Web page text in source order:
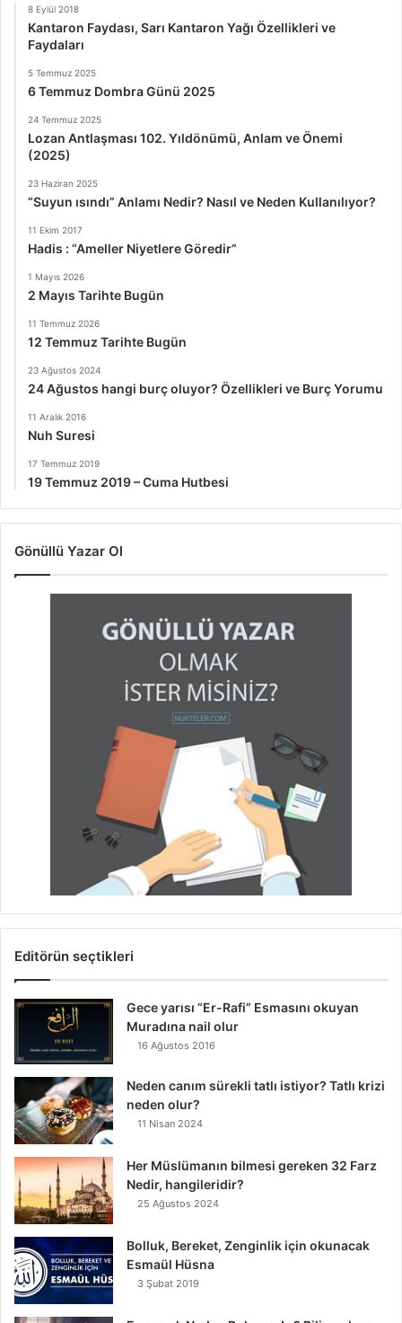
8 Eylül 2018
Kantaron Faydası, Sarı Kantaron Yağı Özellikleri ve
Faydaları
5 Temmuz 2025
6 Temmuz Dombra Günü 2025
24 Temmuz 2025
Lozan Antlaşması 102. Yıldönümü, Anlam ve Önemi
(2025)
23 Haziran 2025
“Suyun ısındı” Anlamı Nedir? Nasıl ve Neden Kullanılıyor?
11 Ekim 2017
Hadis : “Ameller Niyetlere Göredir”
1 Mayıs 2026
2 Mayıs Tarihte Bugün
11 Temmuz 2026
12 Temmuz Tarihte Bugün
23 Ağustos 2024
24 Ağustos hangi burç oluyor? Özellikleri ve Burç Yorumu
11 Aralık 2016
Nuh Suresi
17 Temmuz 2019
19 Temmuz 2019 – Cuma Hutbesi
Gönüllü Yazar Ol
Editörün seçtikleri
Gece yarısı “Er-Rafi” Esmasını okuyan
Muradına nail olur
16 Ağustos 2016
Neden canım sürekli tatlı istiyor? Tatlı krizi
neden olur?
11 Nisan 2024
Her Müslümanın bilmesi gereken 32 Farz
Nedir, hangileridir?
25 Ağustos 2024
Bolluk, Bereket, Zenginlik için okunacak
Esmaül Hüsna
3 Şubat 2019